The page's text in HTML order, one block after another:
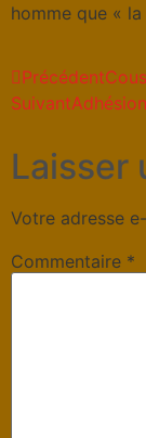
homme que «
Précédent
Suivant
Laisser
Votre adresse
Commentaire *